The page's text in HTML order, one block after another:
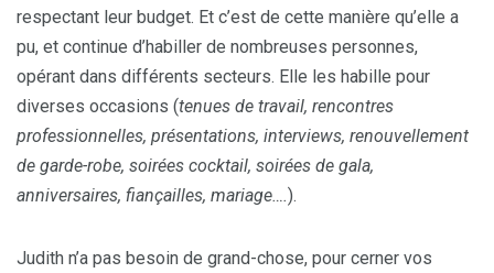
respectant leur budget. Et c’est de cette manière qu’elle a
pu, et continue d’habiller de nombreuses personnes,
opérant dans différents secteurs. Elle les habille pour
diverses occasions (tenues de travail, rencontres
professionnelles, présentations, interviews, renouvellement
de garde-robe, soirées cocktail, soirées de gala,
anniversaires, fiançailles, mariage….).
Judith n’a pas besoin de grand-chose, pour cerner vos